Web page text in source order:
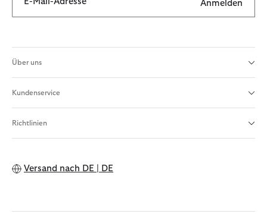
Anmelden
Über uns
Kundenservice
Richtlinien
Versand nach DE | DE